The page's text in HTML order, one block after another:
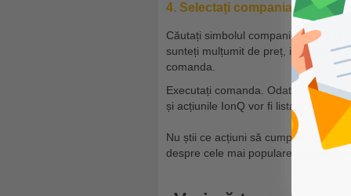
4. Selectați compania și plasați
Căutați simbolul companiei IONQ și
sunteți mulțumit de preț, introduceți
comanda.
Executați comanda. Odată ce ați
și acțiunile IonQ vor fi listate în
Nu știi ce acțiuni să cumperi? Ei
despre cele mai populare companii